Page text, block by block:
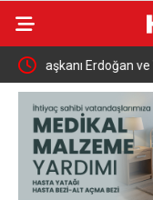
Türkiye, Suudi
savunma